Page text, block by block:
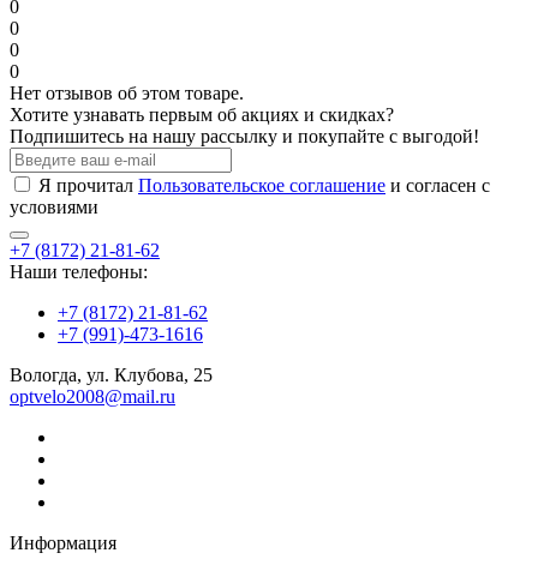
0
0
0
0
Нет отзывов об этом товаре.
Хотите узнавать первым об акциях и скидках?
Подпишитесь на нашу рассылку и покупайте с выгодой!
Я прочитал Пользовательское соглашение и согласен с
условиями
+7 (8172) 21-81-62
Наши телефоны:
+7 (8172) 21-81-62
+7 (991)-473-1616
Вологда, ул. Клубова, 25
optvelo2008@mail.ru
Информация